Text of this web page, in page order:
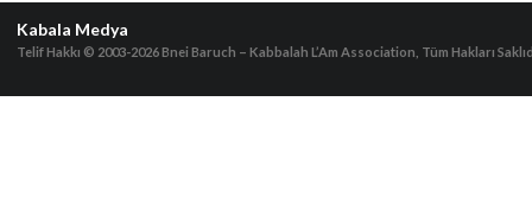
Kabala Medya
Telif Hakkı © 2003-2026Bnei Baruch – Kabbalah L’Am Association, Tüm Hakları